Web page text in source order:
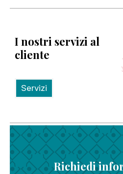
I nostri servizi al
cliente
Servizi
Richiedi